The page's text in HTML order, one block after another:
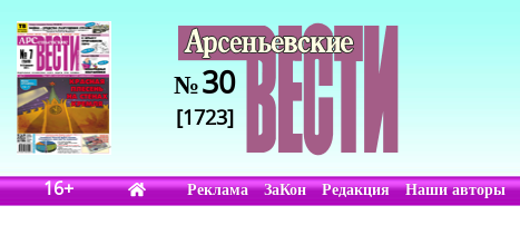
№30
[1723]
16+ Реклама ЗаКон Редакция Наши авторы